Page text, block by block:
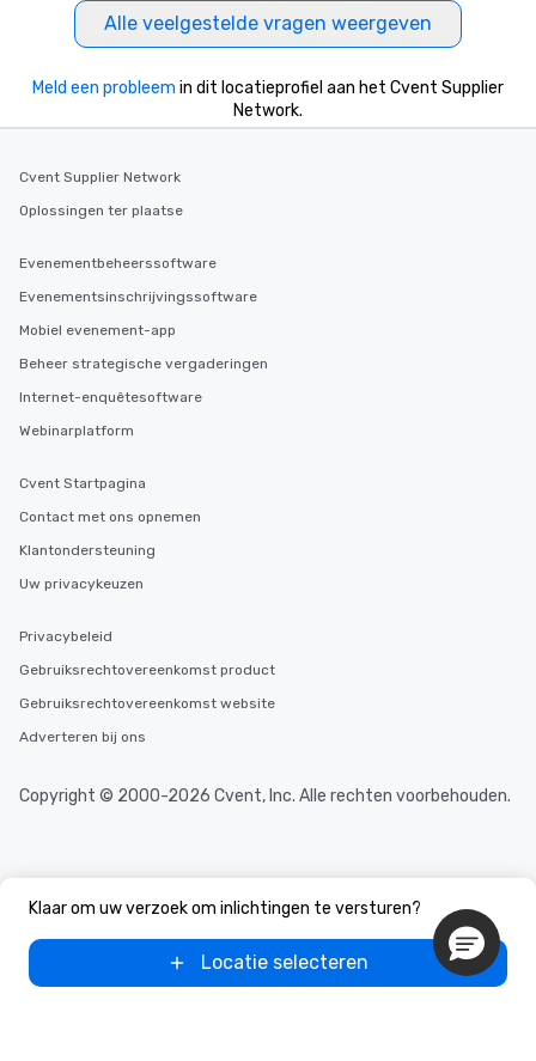
Alle veelgestelde vragen weergeven
Klaar om uw verzoek om inlichtingen te versturen?
Locatie selecteren
Meld een probleem in dit locatieprofiel aan het Cvent Supplier
Network.
Cvent Supplier Network
Oplossingen ter plaatse
Evenementbeheerssoftware
Evenementsinschrijvingssoftware
Mobiel evenement-app
Beheer strategische vergaderingen
Internet-enquêtesoftware
Webinarplatform
Cvent Startpagina
Contact met ons opnemen
Klantondersteuning
Uw privacykeuzen
Privacybeleid
Gebruiksrechtovereenkomst product
Gebruiksrechtovereenkomst website
Adverteren bij ons
Copyright © 2000-2026 Cvent, Inc. Alle rechten voorbehouden.